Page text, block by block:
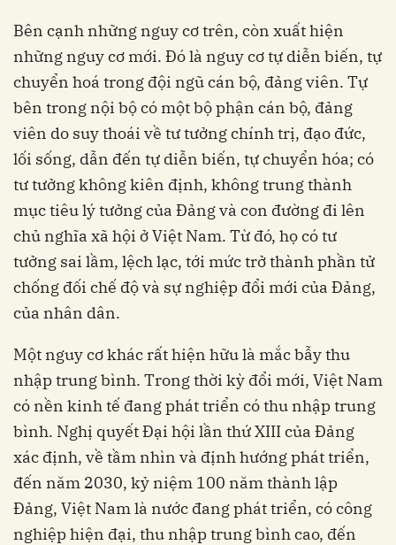
Bên cạnh những nguy cơ trên, còn xuất hiện
những nguy cơ mới. Đó là nguy cơ tự diễn biến, tự
chuyển hoá trong đội ngũ cán bộ, đảng viên. Tự
bên trong nội bộ có một bộ phận cán bộ, đảng
viên do suy thoái về tư tưởng chính trị, đạo đức,
lối sống, dẫn đến tự diễn biến, tự chuyển hóa; có
tư tưởng không kiên định, không trung thành
mục tiêu lý tưởng của Đảng và con đường đi lên
chủ nghĩa xã hội ở Việt Nam. Từ đó, họ có tư
tưởng sai lầm, lệch lạc, tới mức trở thành phần tử
chống đối chế độ và sự nghiệp đổi mới của Đảng,
của nhân dân.
Một nguy cơ khác rất hiện hữu là mắc bẫy thu
nhập trung bình. Trong thời kỳ đổi mới, Việt Nam
có nền kinh tế đang phát triển có thu nhập trung
bình. Nghị quyết Đại hội lần thứ XIII của Đảng
xác định, về tầm nhìn và định hướng phát triển,
đến năm 2030, kỷ niệm 100 năm thành lập
Đảng, Việt Nam là nước đang phát triển, có công
nghiệp hiện đại, thu nhập trung bình cao, đến